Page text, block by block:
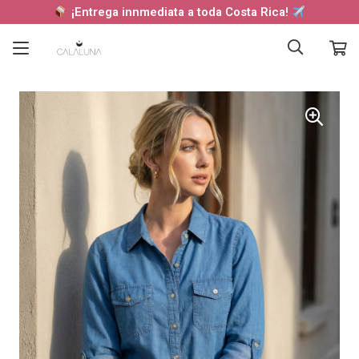
¡Entrega innmediata a toda Costa Rica!